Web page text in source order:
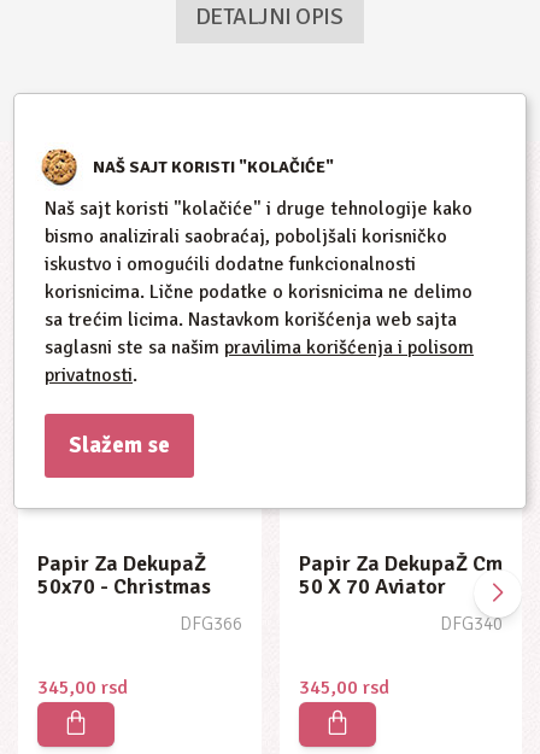
DETALJNI OPIS
Slični proizvodi
Papir Za DekupaŽ Cm
50 X 70 Aviator
DFG340
345,00
Papir Za DekupaŽ Cm
Lady
NAŠ SAJT KORISTI "KOLAČIĆE"
Naš sajt koristi "kolačiće" i druge tehnologije kako
bismo analizirali saobraćaj, poboljšali korisničko
iskustvo i omogućili dodatne funkcionalnosti
korisnicima. Lične podatke o korisnicima ne delimo
sa trećim licima. Nastavkom korišćenja web sajta
saglasni ste sa našim pravilima korišćenja i polisom
privatnosti.
Slažem se